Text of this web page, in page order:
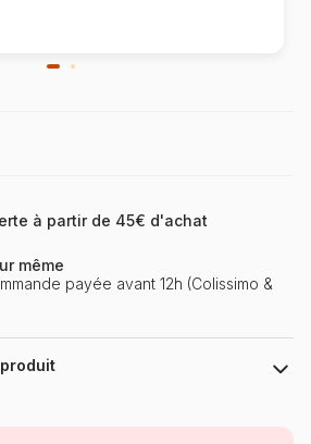
à partir de 45€ d'achat
même
payée avant 12h (Colissimo &